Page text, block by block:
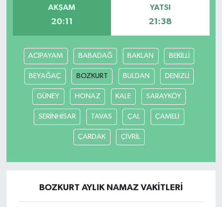
AKŞAM
20:11
YATSI
21:38
ACIPAYAM BABADAĞ BAKLAN BEKİLLİ
BEYAĞAÇ BOZKURT BULDAN DENİZLİ
GÜNEY HONAZ KALE SARAYKÖY
SERİNHİSAR TAVAS ÇAL ÇAMELİ
ÇARDAK ÇİVRİL
BOZKURT AYLIK NAMAZ VAKITLERI